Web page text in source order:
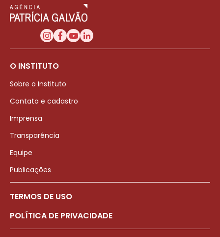
O INSTITUTO
Sobre o Instituto
Contato e cadastro
Imprensa
Transparência
Equipe
Publicações
TERMOS DE USO
POLÍTICA DE PRIVACIDADE